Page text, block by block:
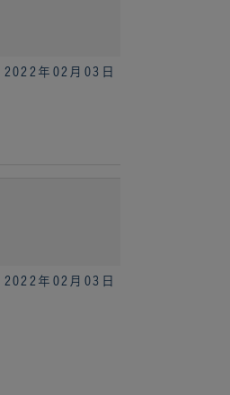
2022年02月03日
2022年02月03日